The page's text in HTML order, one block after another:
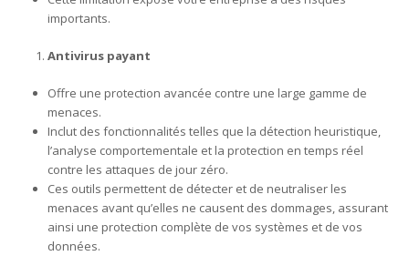
importants.
Antivirus payant
Offre une protection avancée contre une large gamme de
menaces.
Inclut des fonctionnalités telles que la détection heuristique,
l’analyse comportementale et la protection en temps réel
contre les attaques de jour zéro.
Ces outils permettent de détecter et de neutraliser les
menaces avant qu’elles ne causent des dommages, assurant
ainsi une protection complète de vos systèmes et de vos
données.